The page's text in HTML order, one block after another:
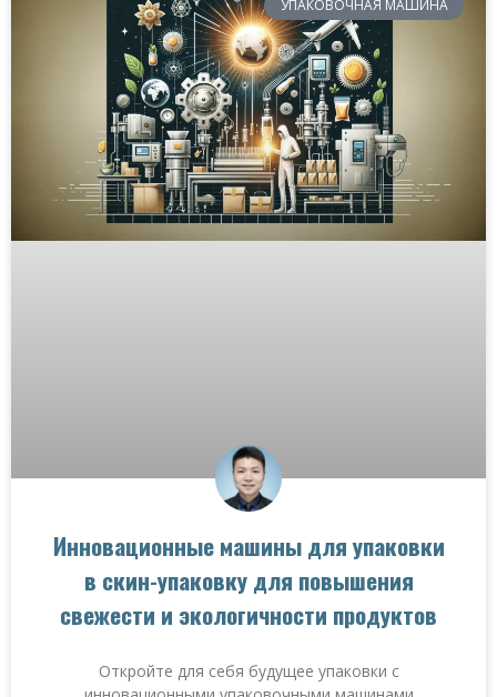
УПАКОВОЧНАЯ МАШИНА
Инновационные машины для упаковки
в скин-упаковку для повышения
свежести и экологичности продуктов
Откройте для себя будущее упаковки с